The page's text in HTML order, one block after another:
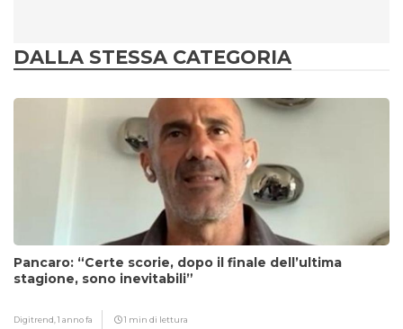
DALLA STESSA CATEGORIA
Pancaro: “Certe scorie, dopo il finale dell’ultima
stagione, sono inevitabili”
Digitrend,1 anno fa 1 min di lettura